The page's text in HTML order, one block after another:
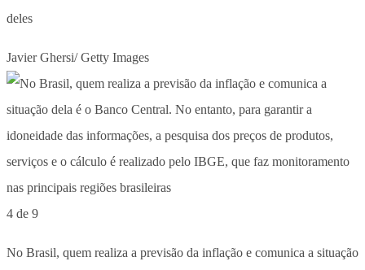
deles
Javier Ghersi/ Getty Images
4 de 9
No Brasil, quem realiza a previsão da inflação e comunica a situação